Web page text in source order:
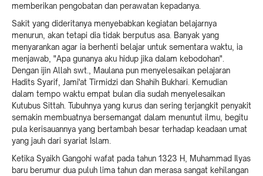
memberikan pengobatan dan perawatan kepadanya.
Sakit yang dideritanya menyebabkan kegiatan belajarnya
menurun, akan tetapi dia tidak berputus asa. Banyak yang
menyarankan agar ia berhenti belajar untuk sementara waktu, ia
menjawab, "Apa gunanya aku hidup jika dalam kebodohan".
Dengan ijin Allah swt., Maulana pun menyelesaikan pelajaran
Hadits Syarif, Jami'at Tirmidzi dan Shahih Bukhari. Kemudian
dalam tempo waktu empat bulan dia sudah menyelesaikan
Kutubus Sittah. Tubuhnya yang kurus dan sering terjangkit penyakit
semakin membuatnya bersemangat dalam menuntut ilmu, begitu
pula kerisauannya yang bertambah besar terhadap keadaan umat
yang jauh dari syariat Islam.
Ketika Syaikh Gangohi wafat pada tahun 1323 H, Muhammad Ilyas
baru berumur dua puluh lima tahun dan merasa sangat kehilangan